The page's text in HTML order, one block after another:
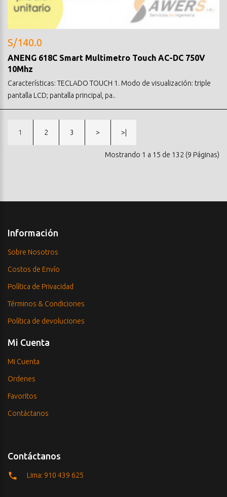
S/140.0
ANENG 618C Smart Multimetro Touch AC-DC 750V
10Mhz
Características: TECLADO TOUCH 1. Modo de visualización: triple
pantalla LCD; pantalla principal, pa..
1 2 3 > >|
Mostrando 1 a 15 de 132 (9 Páginas)
Información
Sobre Nosotros
Costos de Envío
Política de Privacidad
Términos & Condiciones
Política de devoluciones
Mi Cuenta
Mi Cuenta
Ordenes
Favoritos
Contáctanos
Contáctanos
Lima: 910 439 625